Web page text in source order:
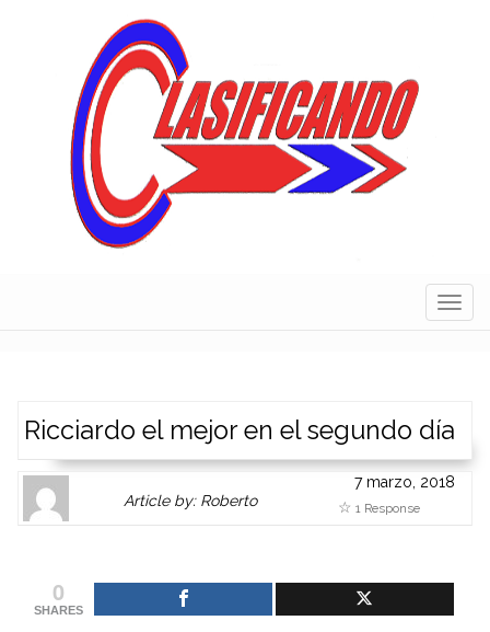
Ricciardo el mejor en el segundo día
Author
Gravatar
Article by: Roberto
or
7 marzo, 2018
1 Response
0
SHARES